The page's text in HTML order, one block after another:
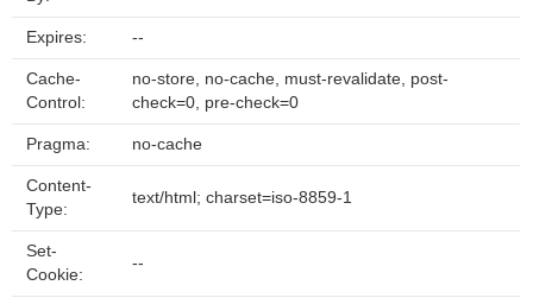
Expires: --
Cache-
Control:
no-store, no-cache, must-revalidate, post-
check=0, pre-check=0
Pragma: no-cache
Content-
Type:
text/html; charset=iso-8859-1
Set-
Cookie:
--